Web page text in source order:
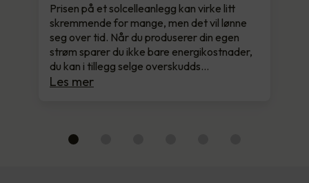
Prisen på et solcelleanlegg kan virke litt
skremmende for mange, men det vil lønne
seg over tid. Når du produserer din egen
strøm sparer du ikke bare energikostnader,
du kan i tillegg selge overskudds…
Les mer